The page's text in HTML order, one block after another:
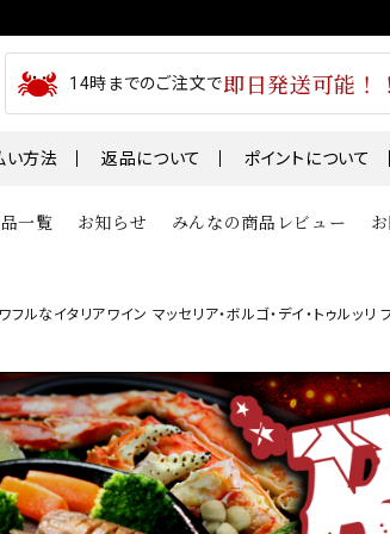
14時までのご注文で即日発送可能！！
い方法 返品について ポイントについて
貝類
ホタテ
カキ
魚卵
魚
うなぎ
鮭・サーモン
鯖・サバ
骨取り切身シリーズ
2,001～￥5,000 ￥
30,001～
一覧 お知らせ みんなの商品レビュー
ルなイタリアワイン マッセリア・ボルゴ・デイ・トゥル